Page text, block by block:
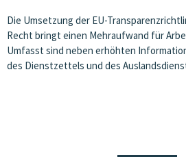
Die Umsetzung der EU-
Recht bringt einen Mehraufwand für
Umfasst sind neben erhöhten
des Dienstzettels und des